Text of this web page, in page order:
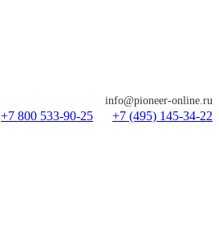
info@pioneer-online.ru
+7 800 533-90-25
+7 (495) 145-34-22